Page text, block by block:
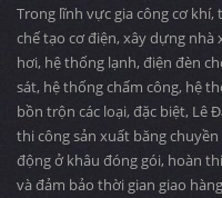
Trong lĩnh vực gia công cơ
chế tạo cơ điện, xây dựng
hơi, hệ thống lạnh, điện đèn
sát, hệ thống chấm công, hệ
bồn trộn các loại, đặc biệt, Lê
thi công sản xuất băng
động ở khâu đóng gói, hoàn
và đảm bảo thời gian giao